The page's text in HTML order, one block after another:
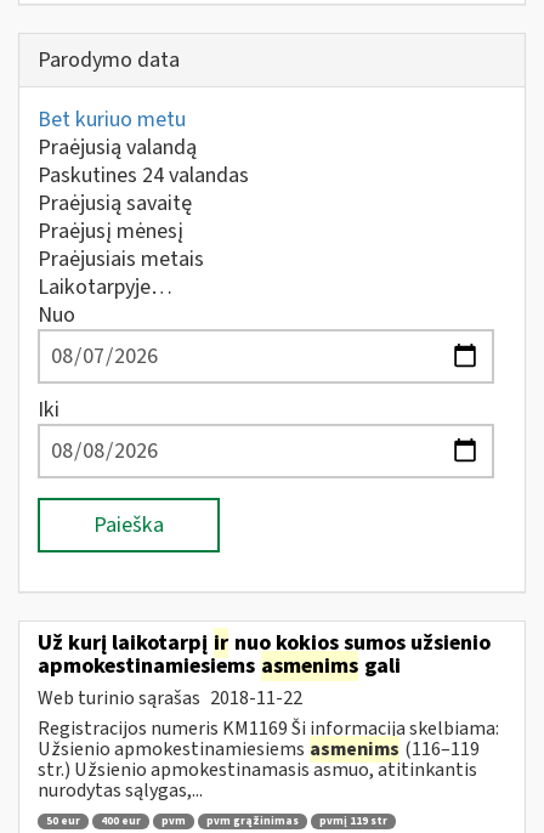
Parodymo data
Bet kuriuo metu
Praėjusią valandą
Paskutines 24 valandas
Praėjusią savaitę
Praėjusį mėnesį
Praėjusiais metais
Laikotarpyje…
Nuo
Iki
Paieška
Už kurį laikotarpį ir nuo kokios sumos užsienio
apmokestinamiesiems asmenims gali
Web turinio sąrašas 2018-11-22
Registracijos numeris KM1169 Ši informacija skelbiama:
Užsienio apmokestinamiesiems asmenims (116–119
str.) Užsienio apmokestinamasis asmuo, atitinkantis
nurodytas sąlygas,...
50 eur 400 eur pvm pvm grąžinimas
pvmį 119 str